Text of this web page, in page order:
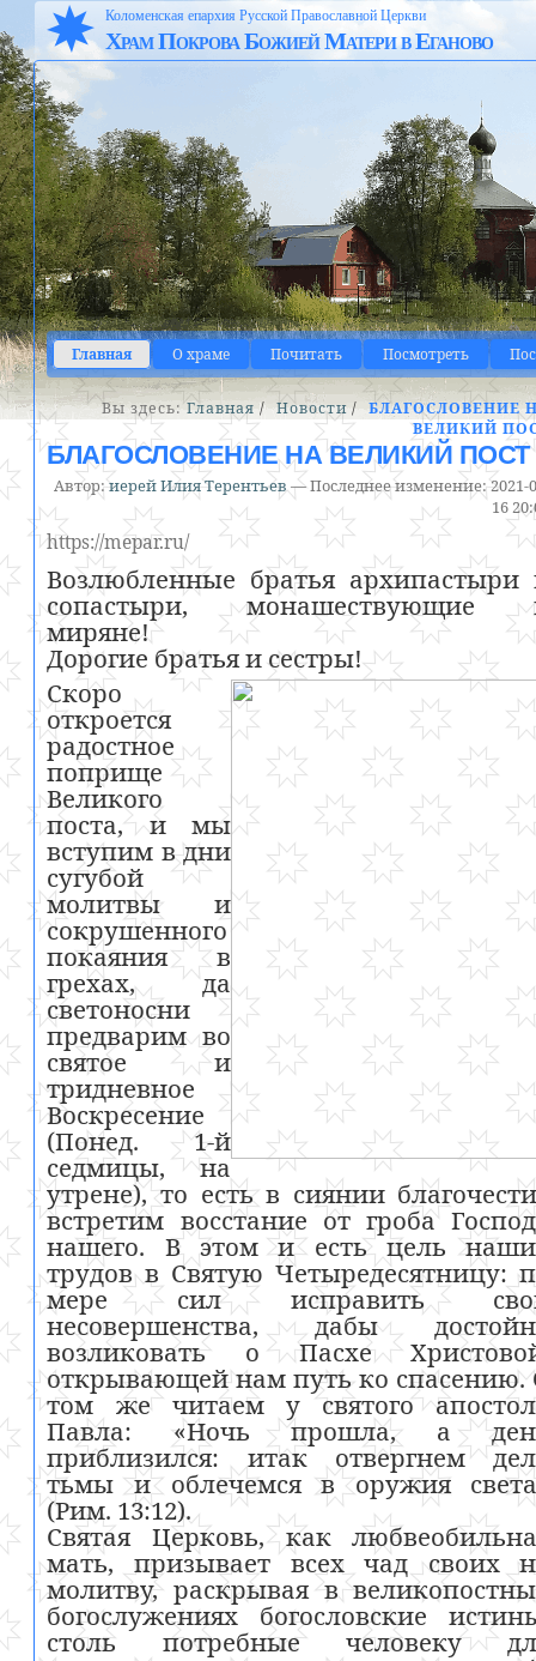
Коломенская епархия Русской Православной Церкви
Храм Покрова Божией Матери в Еганово
Главная О храме Почитать Посмотреть
Вы здесь: Главная /Новости /БЛАГОСЛОВЕНИЕ
ВЕЛИКИЙ
БЛАГОСЛОВЕНИЕ НА ВЕЛИКИЙ ПОСТ
Автор:иерей Илия Терентьев—Последнее изменение:2021-
16
https://mepar.ru/
Возлюбленные братья архипастыри
сопастыри, монашествующие
миряне!
Дорогие братья и сестры!
Скоро
откроется
радостное
поприще
Великого
поста, и мы
вступим в дни
сугубой
молитвы и
сокрушенного
покаяния в
грехах, да
светоносни
предварим во
святое и
тридневное
Воскресение
(Понед. 1-й
седмицы, на
утрене), то есть в сиянии
встретим восстание от гроба
нашего. В этом и есть цель
трудов в Святую Четыредесятницу:
мере сил исправить
несовершенства, дабы
возликовать о Пасхе
открывающей нам путь ко спасению.
том же читаем у святого
Павла: «Ночь прошла, а
приблизился: итак отвергнем
тьмы и облечемся в оружия
(Рим. 13:12).
Святая Церковь, как
мать, призывает всех чад своих
молитву, раскрывая в
богослужениях богословские
столь потребные человеку